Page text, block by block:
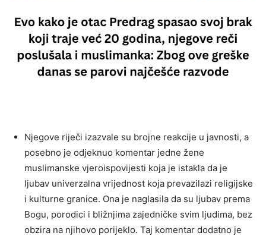
Njegove riječi izazvale su brojne reakcije u javnosti, a
posebno je odjeknuo komentar jedne žene
muslimanske vjeroispovijesti koja je istakla da je
ljubav univerzalna vrijednost koja prevazilazi religijske
i kulturne granice. Ona je naglasila da su ljubav prema
Bogu, porodici i bližnjima zajedničke svim ljudima, bez
obzira na njihovo porijeklo. Taj komentar dodatno je